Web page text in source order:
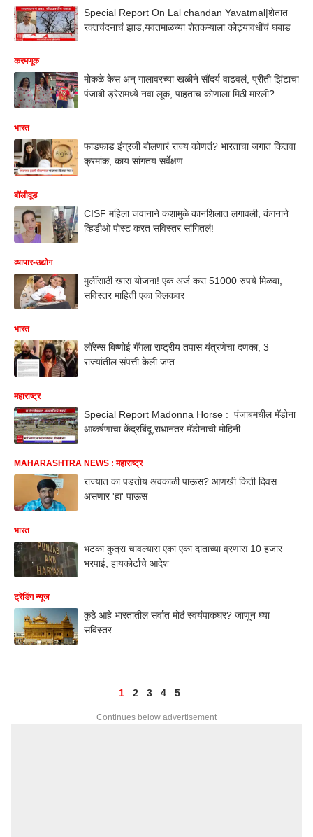
Special Report On Lal chandan Yavatmal|शेतात
रक्तचंदनाचं झाड,यवतमाळच्या शेतकऱ्याला कोट्यावधींचं घबाड
करमणूक
मोकळे केस अन् गालावरच्या खळीने सौंदर्य वाढवलं, प्रीती झिंटाचा
पंजाबी ड्रेसमध्ये नवा लूक, पाहताच कोणाला मिठी मारली?
भारत
फाडफाड इंग्रजी बोलणारं राज्य कोणतं? भारताचा जगात कितवा
क्रमांक; काय सांगतय सर्वेक्षण
बॉलीवूड
CISF महिला जवानाने कशामुळे कानशिलात लगावली, कंगनाने
व्हिडीओ पोस्ट करत सविस्तर सांगितलं!
व्यापार-उद्योग
मुलींसाठी खास योजना! एक अर्ज करा 51000 रुपये मिळवा,
सविस्तर माहिती एका क्लिकवर
भारत
लॉरेन्स बिष्णोई गँगला राष्ट्रीय तपास यंत्रणेचा दणका, 3
राज्यांतील संपत्ती केली जप्त
महाराष्ट्र
Special Report Madonna Horse : पंजाबमधील मॅडोना
आकर्षणाचा केंद्रबिंदू,राधानंतर मॅडोनाची मोहिनी
MAHARASHTRA NEWS : महाराष्ट्र
राज्यात का पडतोय अवकाळी पाऊस? आणखी किती दिवस
असणार 'हा' पाऊस
भारत
भटका कुत्रा चावल्यास एका एका दाताच्या व्रणास 10 हजार
भरपाई, हायकोर्टाचे आदेश
ट्रेडिंग न्यूज
कुठे आहे भारतातील सर्वात मोठं स्वयंपाकघर? जाणून घ्या
सविस्तर
1 2 3 4 5
Continues below advertisement